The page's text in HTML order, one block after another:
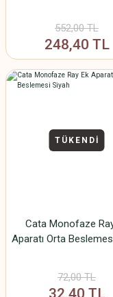
552,00 TL
248,40 TL
TÜKENDİ
Cata Monofaze
Aparatı Orta
72,00 TL
32,40 TL